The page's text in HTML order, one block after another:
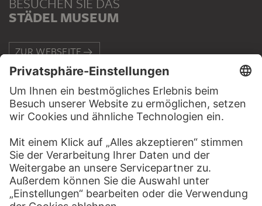
STÄDEL MUSEUM
ZUR WEBSEITE
KONTAKT
Haben Sie Anregungen, Fragen oder Informationen zu
diesem Werk?
SCHREIBEN SIE UNS